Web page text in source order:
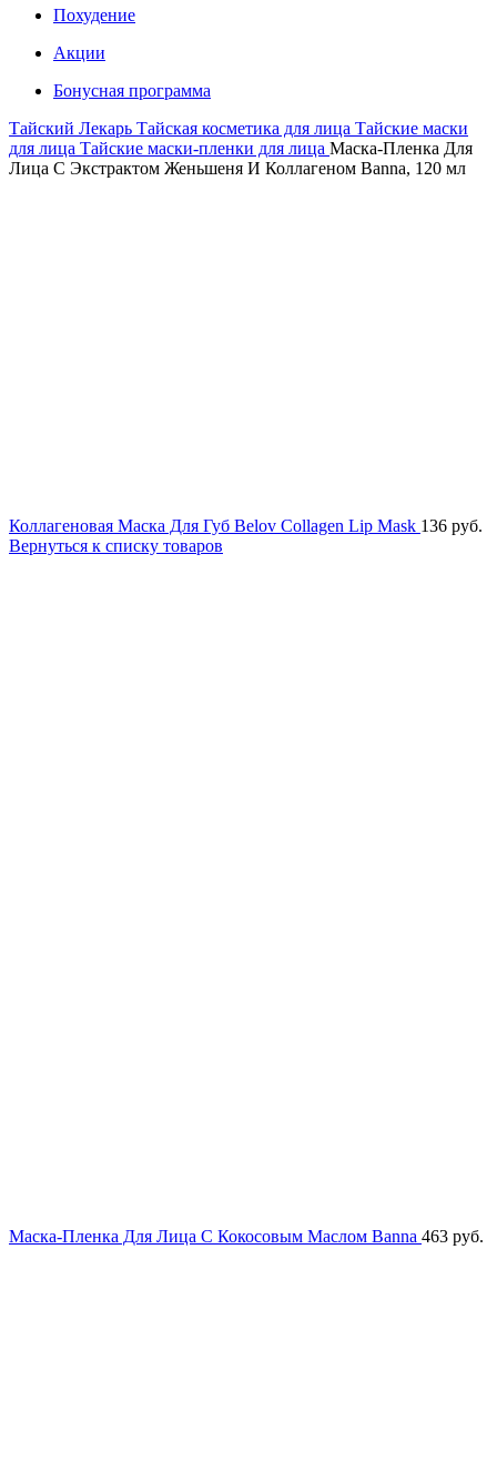
Похудение
Акции
Бонусная программа
Тайский Лекарь Тайская косметика для лица Тайские маски
для лица Тайские маски-пленки для лица Маска-Пленка Для
Лица С Экстрактом Женьшеня И Коллагеном Banna, 120 мл
Коллагеновая Маска Для Губ Belov Collagen Lip Mask 136 руб.
Вернуться к списку товаров
Маска-Пленка Для Лица С Кокосовым Маслом Banna 463 руб.